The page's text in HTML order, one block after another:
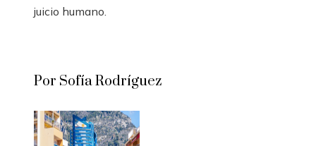
juicio humano.
Por Sofía Rodríguez